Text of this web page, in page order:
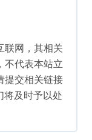
联网，其相关
不代表本站立
提交相关链接
将及时予以处